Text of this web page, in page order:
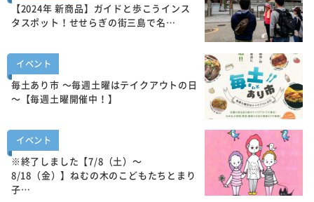
【2024年 新商品】ガイドと歩こうインス
タスポット！せせらぎの街三島で名…
イベント
毎土あり市 ～毎週土曜はテイクアウトの日
～【毎週土曜開催中！】
イベント
※終了しました【7/8（土）～
8/18（金）】ねむの木のこどもたちとまり
子…